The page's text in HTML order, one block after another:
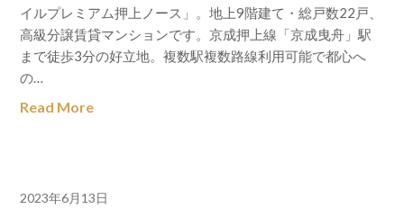
イルプレミアム押上ノース」。地上9階建て・総戸数22戸、
高級分譲賃貸マンションです。京成押上線「京成曳舟」駅
まで徒歩3分の好立地。複数駅複数路線利用可能で都心へ
の…
Read More
2023年6月13日